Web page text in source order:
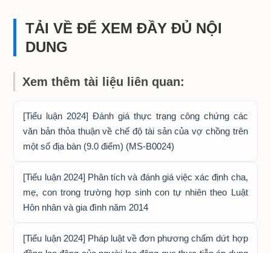
TẢI VỀ ĐỂ XEM ĐẦY ĐỦ NỘI
DUNG
Xem thêm tài liệu liên quan:
[Tiểu luận 2024] Đánh giá thực trạng công chứng các
văn bản thỏa thuận về chế độ tài sản của vợ chồng trên
một số địa bàn (9.0 điểm) (MS-B0024)
[Tiểu luận 2024] Phân tích và đánh giá việc xác định cha,
mẹ, con trong trường hợp sinh con tự nhiên theo Luật
Hôn nhân và gia đình năm 2014
[Tiểu luận 2024] Pháp luật về đơn phương chấm dứt hợp